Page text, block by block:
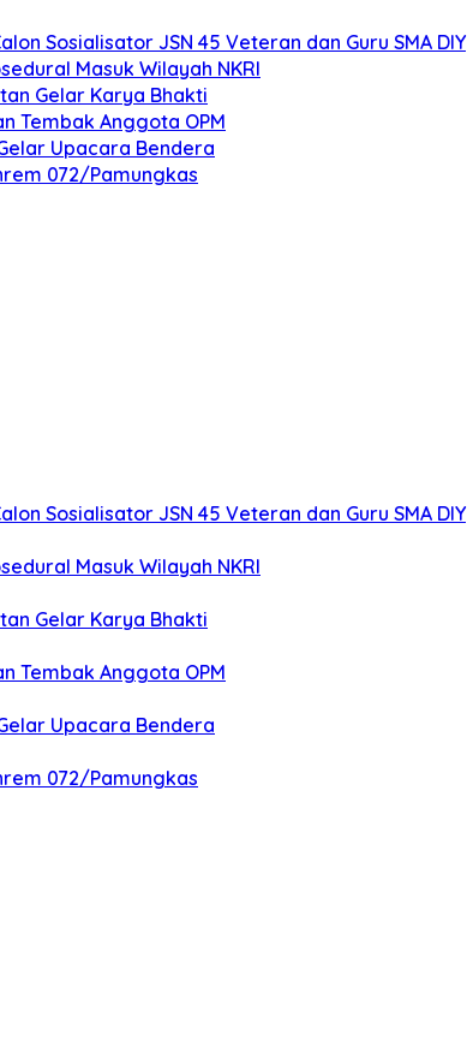
Sosialisator JSN 45 Veteran dan Guru SMA DIY
Masuk Wilayah NKRI
Gelar Karya Bhakti
Tembak Anggota OPM
Upacara Bendera
072/Pamungkas
Sosialisator JSN 45 Veteran dan Guru SMA DIY
Masuk Wilayah NKRI
Gelar Karya Bhakti
Tembak Anggota OPM
Upacara Bendera
072/Pamungkas